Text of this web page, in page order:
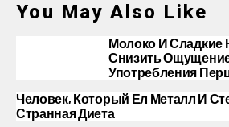
You May Also Like
Молоко И Сладкие
Снизить
Употребления
Человек, Который Ел Металл И
Странная Диета